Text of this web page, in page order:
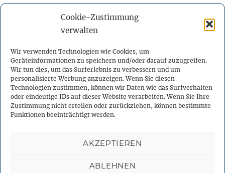
Cookie-Zustimmung
verwalten
Wir verwenden Technologien wie Cookies, um
Geräteinformationen zu speichern und/oder darauf zuzugreifen.
Wir tun dies, um das Surferlebnis zu verbessern und um
personalisierte Werbung anzuzeigen. Wenn Sie diesen
Technologien zustimmen, können wir Daten wie das Surfverhalten
oder eindeutige IDs auf dieser Website verarbeiten. Wenn Sie Ihre
Zustimmung nicht erteilen oder zurückziehen, können bestimmte
Funktionen beeinträchtigt werden.
AKZEPTIEREN
ABLEHNEN
Nützliche Bücher
Impressum
Datenschutzerklärung
Cookie-Richtlinie (EU)